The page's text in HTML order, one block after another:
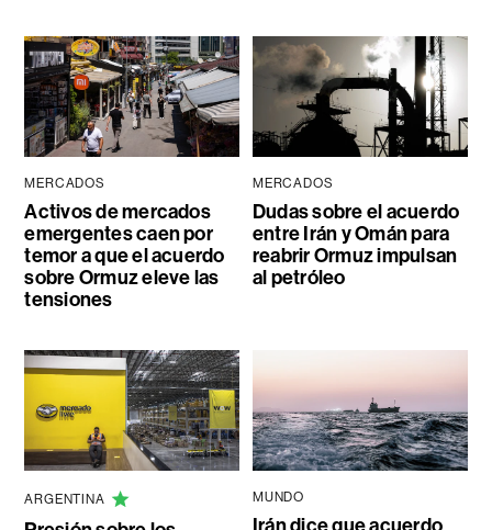
MERCADOS
Activos de mercados
emergentes caen por
temor a que el acuerdo
sobre Ormuz eleve las
tensiones
MERCADOS
Dudas sobre el acuerdo
entre Irán y Omán para
reabrir Ormuz impulsan
al petróleo
ARGENTINA MUNDO